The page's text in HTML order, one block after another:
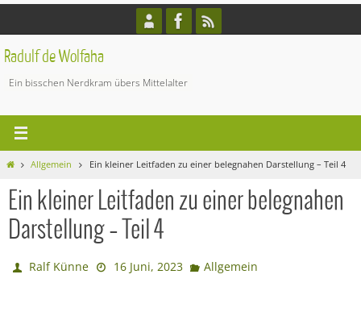
Inhalt
springen
Radulf de Wolfaha
Ein bisschen Nerdkram übers Mittelalter
StartAllgemein Ein kleiner Leitfaden zu einer belegnahen Darstellung – Teil 4
Ein kleiner Leitfaden zu einer belegnahen
Darstellung – Teil 4
Ralf Künne 16 Juni, 2023 Allgemein